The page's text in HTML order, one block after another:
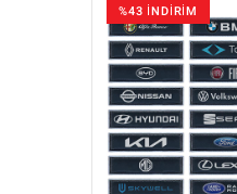
%43 İNDİRİM
GÖZAT